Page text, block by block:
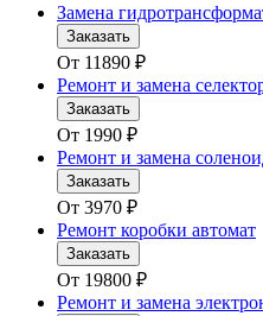
Замена
Заказать
От 11890 ₽
Ремонт и замена
Заказать
От 1990 ₽
Ремонт и замена
Заказать
От 3970 ₽
Ремонт коробки автомат
Заказать
От 19800 ₽
Ремонт и замена